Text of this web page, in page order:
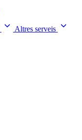
Altres serveis